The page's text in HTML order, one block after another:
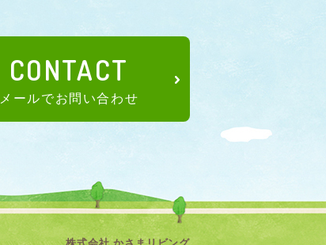
CONTACT
メールでお問い合わせ